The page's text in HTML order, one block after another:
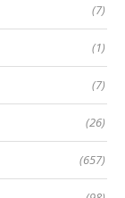
(7)
(1)
(7)
(26)
(657)